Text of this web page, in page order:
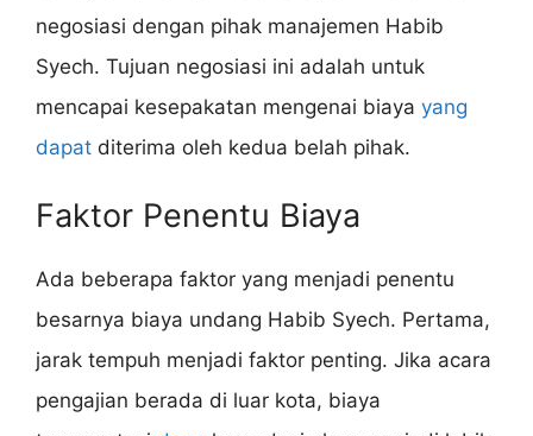
negosiasi dengan pihak manajemen Habib
Syech. Tujuan negosiasi ini adalah untuk
mencapai kesepakatan mengenai biaya yang
dapat diterima oleh kedua belah pihak.
Faktor Penentu Biaya
Ada beberapa faktor yang menjadi penentu
besarnya biaya undang Habib Syech. Pertama,
jarak tempuh menjadi faktor penting. Jika acara
pengajian berada di luar kota, biaya